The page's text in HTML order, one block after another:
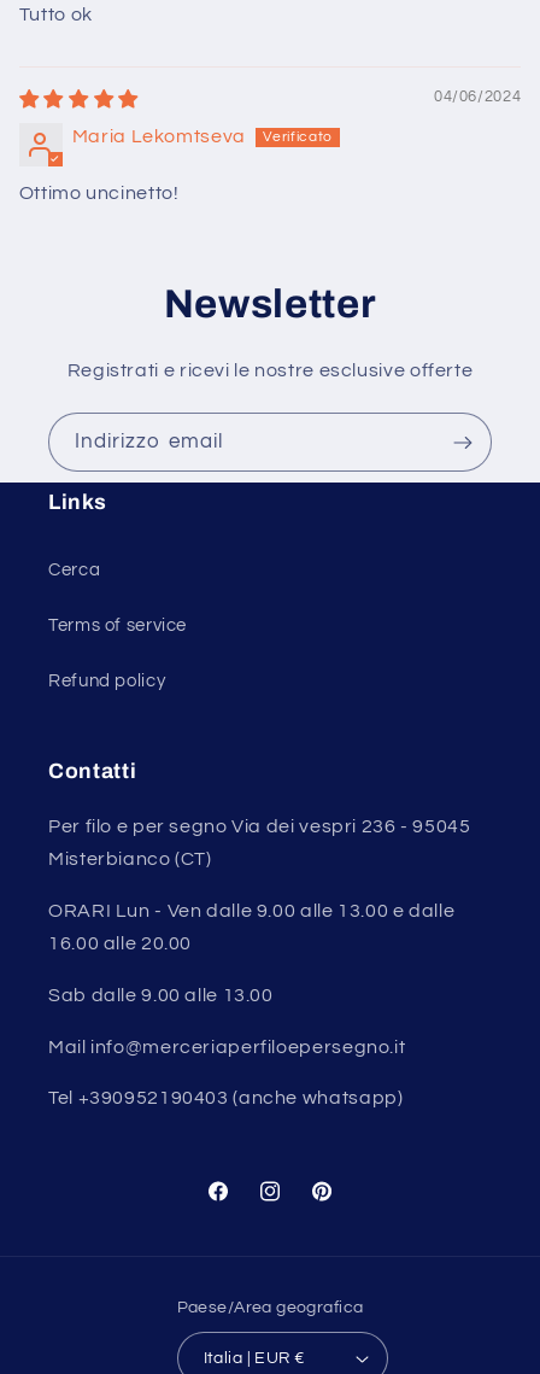
Tutto ok
04/06/2024
Maria Lekomtseva
Ottimo uncinetto!
Newsletter
Registrati e ricevi le nostre esclusive offerte
Indirizzo email
Links
Cerca
Terms of service
Refund policy
Contatti
Per filo e per segno Via dei vespri 236 - 95045
Misterbianco (CT)
ORARI Lun - Ven dalle 9.00 alle 13.00 e dalle
16.00 alle 20.00
Sab dalle 9.00 alle 13.00
Mail info@merceriaperfiloepersegno.it
Tel +390952190403 (anche whatsapp)
FacebookInstagramPinterest
Paese/Area geografica
Italia | EUR €